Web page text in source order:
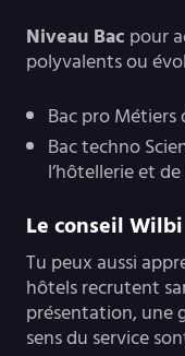
Niveau Bac pour
polyvalents ou
Bac pro
Bac techno
l’hôtellerie et
Le conseil Wilbi
Tu peux aussi
hôtels recrutent
présentation, une
sens du service